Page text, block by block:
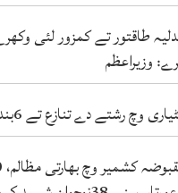
طاقتور تے کمزور لئی
وزیراعظم
وچ رشتے دے تنازع تے 6بندے قتل